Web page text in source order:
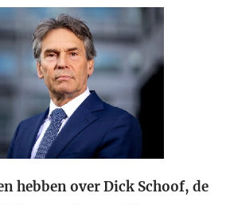
hebben over Dick Schoof, de